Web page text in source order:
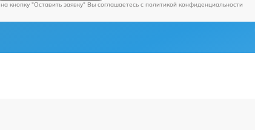
кнопку "Оставить заявку" Вы соглашаетесь c политикой конфиденциальности